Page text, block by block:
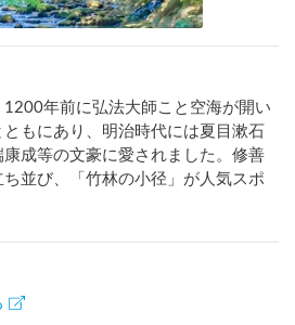
年前に弘法大師こと空海が開い
もにあり、明治時代には夏目漱石
成等の文豪に愛されました。修善
並び、「竹林の小径」が人気スポ